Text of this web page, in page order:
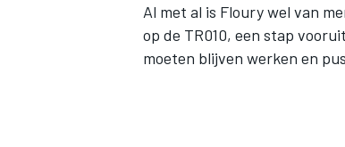
MEER RACEKLASSEN
Al met al is Floury wel van
op de TR010, een stap
moeten blijven werken en